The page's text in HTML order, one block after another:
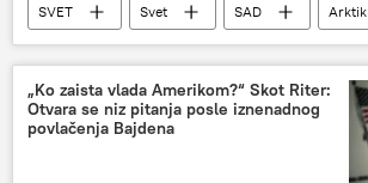
SVET Svet SAD
Arktik
strategija
„Ko zaista vlada Amerikom?“ Skot Riter:
Otvara se niz pitanja posle iznenadnog
povlačenja Bajdena